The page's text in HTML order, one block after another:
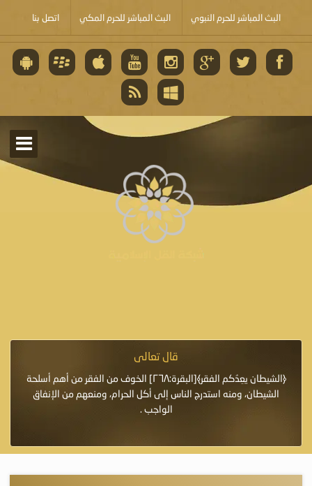
البث المباشر للحرم النبوي البث المباشر للحرم المكي اتصل بنا
قال تعالى
﴿الشيطان يعِدُكم الفقر﴾[البقرة:٢٦٨] الخوف من الفقر من أهم أسلحة
الشيطان، ومنه استدرج الناس إلى أكل الحرام، ومنعهم من الإنفاق
الواجب .